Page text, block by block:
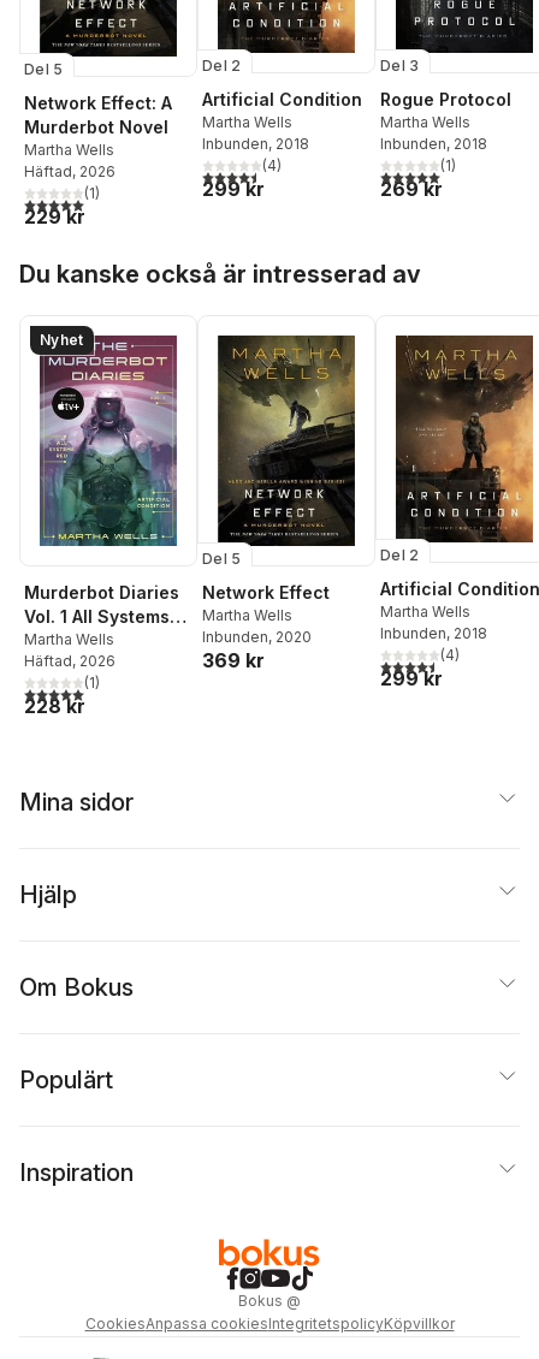
Del 5
Network Effect: A
Murderbot Novel
Martha Wells
Häftad, 2026
5,0utav 5 stjärnor. Totalt antal röster:
(1)
229 kr
Del 2
Artificial Condition
Martha Wells
Inbunden, 2018
4,5utav 5 stjärnor. Totalt antal röster:
(4)
299 kr
Del 3
Rogue Protocol
Martha Wells
Inbunden, 2018
5,0utav 5 stjärnor.
(1)
269 kr
Du kanske också är intresserad av
Nyhet
Murderbot Diaries
Vol. 1 All Systems
Red, Artificial
Condition
Martha Wells
Häftad, 2026
5,0utav 5 stjärnor. Totalt antal röster:
(1)
228 kr
Del 5
Network Effect
Martha Wells
Inbunden, 2020
369 kr
Del 2
Artificial Condition
Martha Wells
Inbunden, 2018
4,5utav 5 stjärnor.
(4)
299 kr
Mina sidor
Hjälp
Om Bokus
Populärt
Inspiration
Bokus @
CookiesAnpassa cookiesIntegritetspolicyKöpvillkor